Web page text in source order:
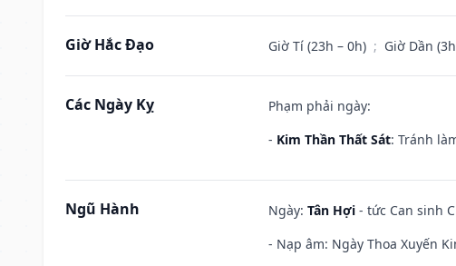
Giờ Hắc Đạo Giờ Tí (23h – 0h) ; Giờ Dần
Các Ngày Kỵ
Phạm phải ngày:
- Kim Thần Thất Sát: Tránh
Ngũ Hành Ngày: Tân Hợi - tức Can sinh
- Nạp âm: Ngày Thoa Xuyến